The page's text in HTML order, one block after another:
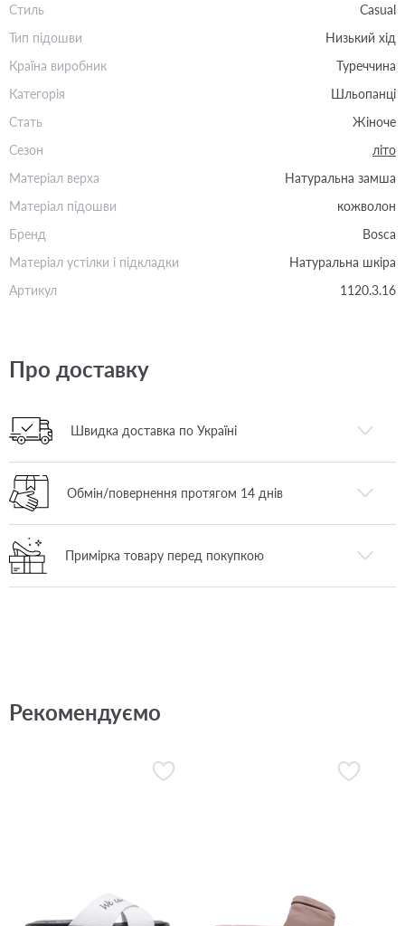
Стиль
Casual
Тип підошви
Низький хід
Країна виробник
Туреччина
Категорія
Шльопанці
Стать
Жіноче
Сезон
літо
Матеріал верха
Натуральна замша
Матеріал підошви
кожволон
Бренд
Bosca
Матеріал устілки і підкладки
Натуральна шкіра
Артикул
1120.3.16
Про доставку
Швидка доставка по Україні
Обмін/повернення протягом 14 днів
Примірка товару перед покупкою
Рекомендуємо